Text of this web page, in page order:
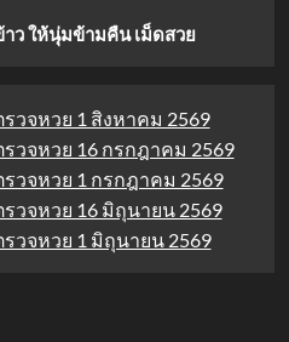
ว ให้นุ่มข้ามคืน เม็ดสวย
วจหวย 1 สิงหาคม 2569
วจหวย 16 กรกฎาคม 2569
วจหวย 1 กรกฎาคม 2569
วจหวย 16 มิถุนายน 2569
วจหวย 1 มิถุนายน 2569